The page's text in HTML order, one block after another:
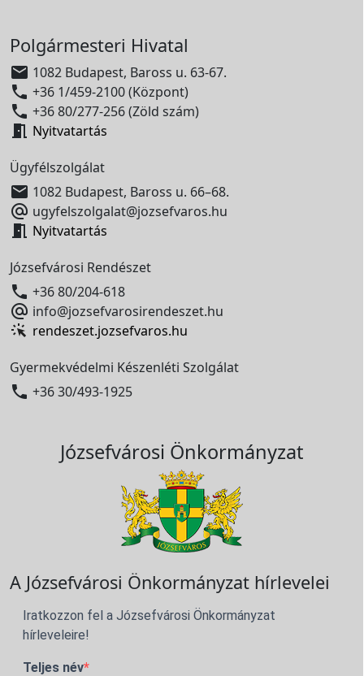
Polgármesteri Hivatal
 1082 Budapest, Baross u. 63-67.
 +36 1/459-2100 (Központ)
 +36 80/277-256 (Zöld szám)
 Nyitvatartás
Ügyfélszolgálat
 1082 Budapest, Baross u. 66–68.
 ugyfelszolgalat@jozsefvaros.hu
 Nyitvatartás
Józsefvárosi Rendészet
 +36 80/204-618
 info@jozsefvarosirendeszet.hu
rendeszet.jozsefvaros.hu
Gyermekvédelmi Készenléti Szolgálat
 +36 30/493-1925
Józsefvárosi Önkormányzat
A Józsefvárosi Önkormányzat hírlevelei
Iratkozzon fel a Józsefvárosi Önkormányzat
hírleveleire!
Teljes név